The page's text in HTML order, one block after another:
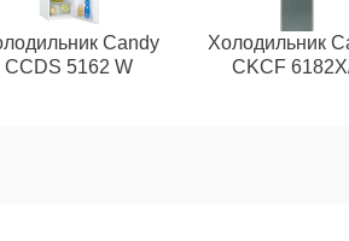
Candy
CCDS 5162 W
Холодильник
CKCF